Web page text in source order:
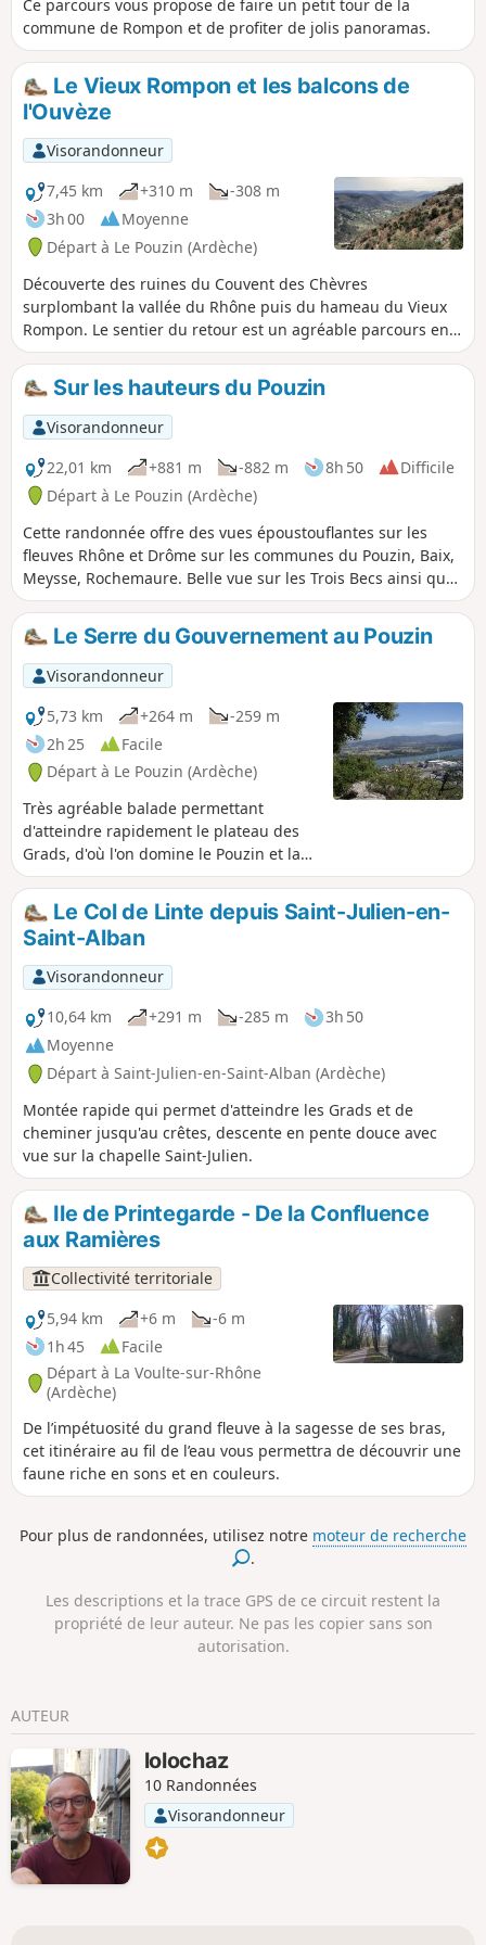
Ce parcours vous propose de faire un petit tour de la
commune de Rompon et de profiter de jolis panoramas.
Le Vieux Rompon et les balcons de
l'Ouvèze
Visorandonneur
7,45 km
+310 m
-308 m
3h 00
Moyenne
Départ à Le Pouzin (Ardèche)
Découverte des ruines du Couvent des Chèvres
surplombant la vallée du Rhône puis du hameau du Vieux
Rompon. Le sentier du retour est un agréable parcours en
balcon le long des falaises au-dessus de l'Ouvèze avec de
magnifiques points de vue.
Sur les hauteurs du Pouzin
Visorandonneur
22,01 km
+881 m -882 m 8h 50
Difficile
Départ à Le Pouzin (Ardèche)
Cette randonnée offre des vues époustouflantes sur les
fleuves Rhône et Drôme sur les communes du Pouzin, Baix,
Meysse, Rochemaure. Belle vue sur les Trois Becs ainsi que
sur le donjon de Crest, le plus haut de France.
Le Serre du Gouvernement au Pouzin
Visorandonneur
5,73 km
+264 m
-259 m
2h 25
Facile
Départ à Le Pouzin (Ardèche)
Très agréable balade permettant
d'atteindre rapidement le plateau des
Grads, d'où l'on domine le Pouzin et la
confluence Ouvèze/Rhône. Le sentier
surplombant la vallée de l'Ouvèze est
très plaisant mais pourrait s'avérer
vertigineux pour certains. Les crêtes
offrent une très belle vue panoramique
sur les Baronnies et le Vercors. Ne
jamais sortir de l'itinéraire désormais
très bien balisé.
Le Col de Linte depuis Saint-Julien-en-
Saint-Alban
Visorandonneur
10,64 km
+291 m -285 m
3h 50
Moyenne
Départ à Saint-Julien-en-Saint-Alban (Ardèche)
Montée rapide qui permet d'atteindre les Grads et de
cheminer jusqu'au crêtes, descente en pente douce avec
vue sur la chapelle Saint-Julien.
Ile de Printegarde - De la Confluence
aux Ramières
Collectivité territoriale
5,94 km
+6 m
-6 m
1h 45
Facile
Départ à La Voulte-sur-Rhône
(Ardèche)
De l’impétuosité du grand fleuve à la sagesse de ses bras,
cet itinéraire au fil de l’eau vous permettra de découvrir une
faune riche en sons et en couleurs.
Pour plus de randonnées, utilisez notre moteur de recherche
.
Les descriptions et la trace GPS de ce circuit restent la
propriété de leur auteur. Ne pas les copier sans son
autorisation.
AUTEUR
lolochaz
10 Randonnées
Visorandonneur